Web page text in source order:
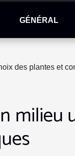
GÉNÉRAL
des plantes et
milieu